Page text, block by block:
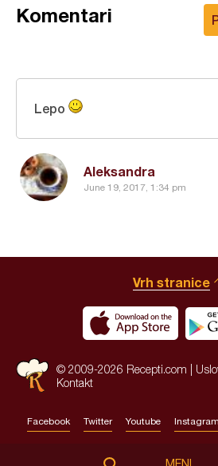
Komentari
Aleksandra
June 19, 2017, 1:34 pm
Lepo
Vrh stranice
© 2009-2026 Recepti.com |
Kontakt
Facebook Twitter Youtube Instagram